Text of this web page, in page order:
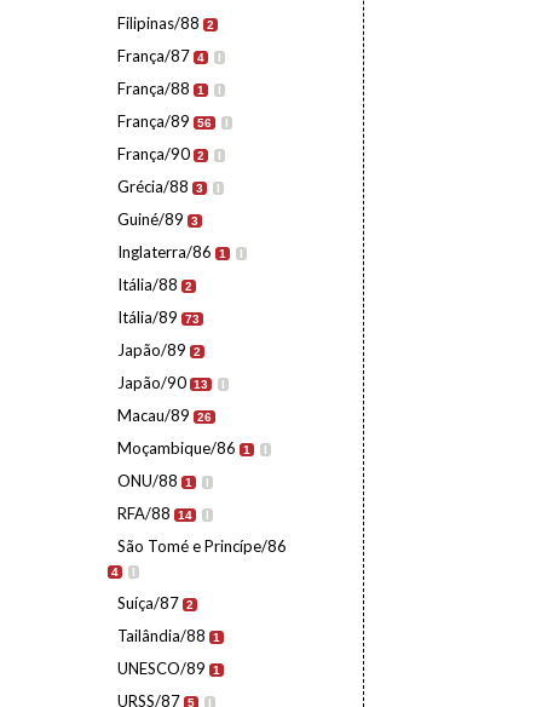
Filipinas/88 2
França/87 4 I
França/88 1 I
França/89 56 I
França/90 2 I
Grécia/88 3 I
Guiné/89 3
Inglaterra/86 1 I
Itália/88 2
Itália/89 73
Japão/89 2
Japão/90 13 I
Macau/89 26
Moçambique/86 1 I
ONU/88 1 I
RFA/88 14 I
São Tomé e Princípe/86
4 I
Suíça/87 2
Tailândia/88 1
UNESCO/89 1
URSS/87 5 I